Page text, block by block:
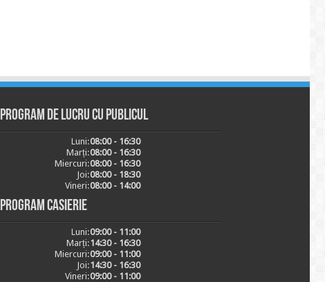
Program de lucru cu publicul
Luni:08:00 - 16:30
Marți:08:00 - 16:30
Miercuri:08:00 - 16:30
Joi:08:00 - 18:30
Vineri:08:00 - 14:00
Program casierie
Luni:09:00 - 11:00
Marți:14:30 - 16:30
Miercuri:09:00 - 11:00
Joi:14:30 - 16:30
Vineri:09:00 - 11:00